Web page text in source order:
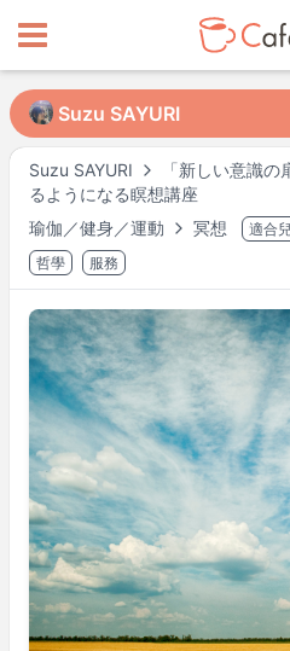
Suzu SAYURI
「新しい意識
るようになる瞑想講座
瑜伽／健身／運動
冥想 適合
哲學
服務
Suzu SAYURI
Suzu SAYURI
來自 住在
15 11
可授課時段
週二 10:00
週五
10:00 –
週五
18:00
可能有其他時段，請於預約時確認。
※ 以上為
Asia/Tokyo時間。
講師